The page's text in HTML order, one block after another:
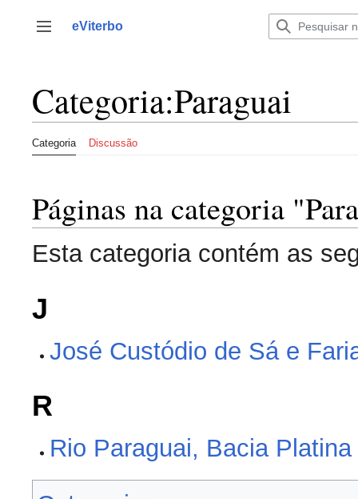
para
Alternar barra lateral
eViterbo
Categoria:Paraguai
Categoria Discussão
Páginas na categoria
Esta categoria contém as
J
José Custódio de Sá e
R
Rio Paraguai, Bacia Platina